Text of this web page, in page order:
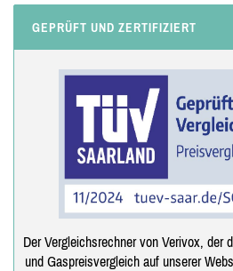
GEPRÜFT UND ZERTIFIZIERT
Der Vergleichsrechner von Verivox, der
und Gaspreisvergleich auf unserer